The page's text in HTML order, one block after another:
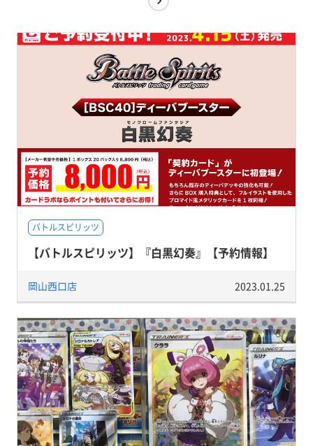
バトルスピリッツ
【バトルスピリッツ】『白黒幻奏』【予約情報】
岡山西口店 2023.01.25